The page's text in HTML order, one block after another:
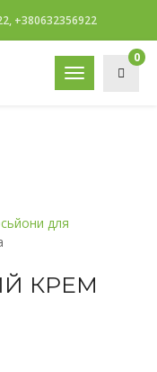
+380632356922
Toggle
navigation
0
для
КРЕМ